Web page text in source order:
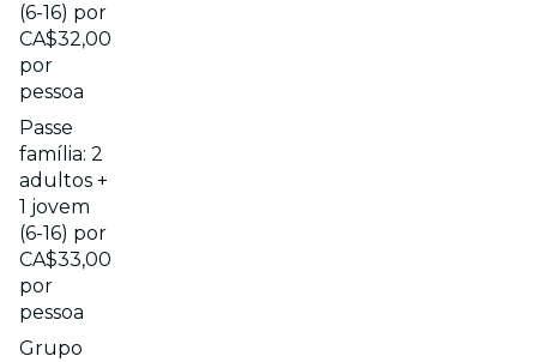
(6-16) por
CA$32,00
por
pessoa
Passe
família: 2
adultos +
1 jovem
(6-16) por
CA$33,00
por
pessoa
Grupo